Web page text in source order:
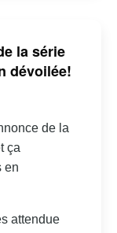
la série
dévoilée!
de la
ça
en
attendue